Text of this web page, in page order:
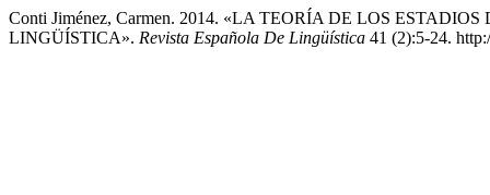
Conti Jiménez, Carmen. 2014. «LA TEORÍA DE LOS
LINGÜÍSTICA». Revista Española De Lingüística 41 (2):5-24.